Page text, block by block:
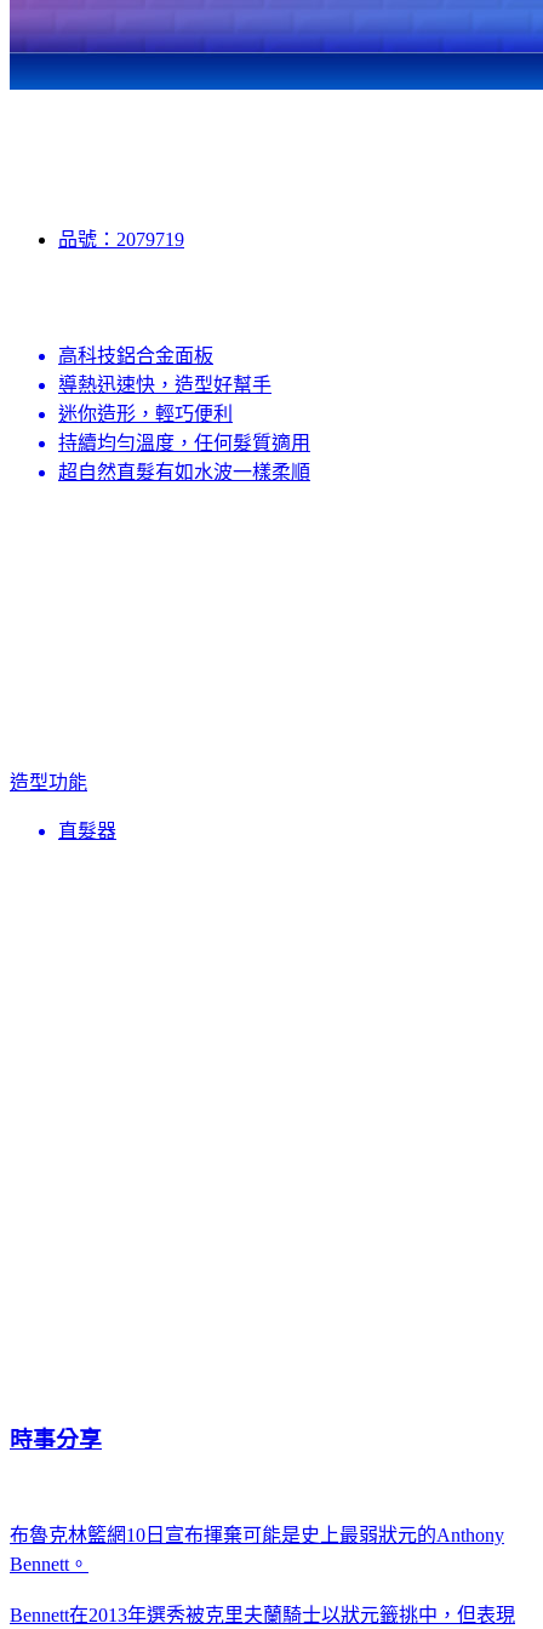
品號：2079719
高科技鋁合金面板
導熱迅速快，造型好幫手
迷你造形，輕巧便利
持續均勻溫度，任何髮質適用
超自然直髮有如水波一樣柔順
造型功能
直髮器
時事分享
布魯克林籃網10日宣布揮棄可能是史上最弱狀元的Anthony
Bennett。
Bennett在2013年選秀被克里夫蘭騎士以狀元籤挑中，但表現